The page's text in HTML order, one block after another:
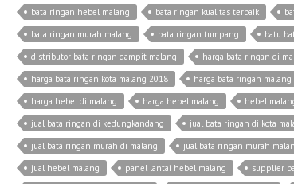
bata ringan hebel malang
bata ringan kualitas terbaik
bata ringan murah malang
bata ringan tumpang
batu
distributor bata ringan dampit malang
harga bata ringan di
harga bata ringan kota malang 2018
harga bata ringan malang
harga hebel di malang
harga hebel malang hebel
jual bata ringan di kedungkandang
jual bata ringan di kota
jual bata ringan murah di malang
jual bata ringan murah
jual hebel malang
panel lantai hebel malang
supplier